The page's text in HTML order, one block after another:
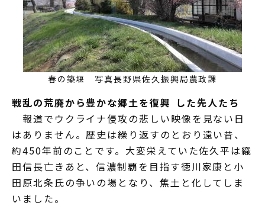
春の築堰 写真長野県佐久振興局農政課
戦乱の荒廃から豊かな郷土を復興 した先人たち
報道でウクライナ侵攻の悲しい映像を見ない日
はありません。歴史は繰り返すのとおり遠い昔、
約450年前のことです。大変栄えていた佐久平は織
田信長亡きあと、信濃制覇を目指す徳川家康と小
田原北条氏の争いの場となり、焦土と化してしま
いました。